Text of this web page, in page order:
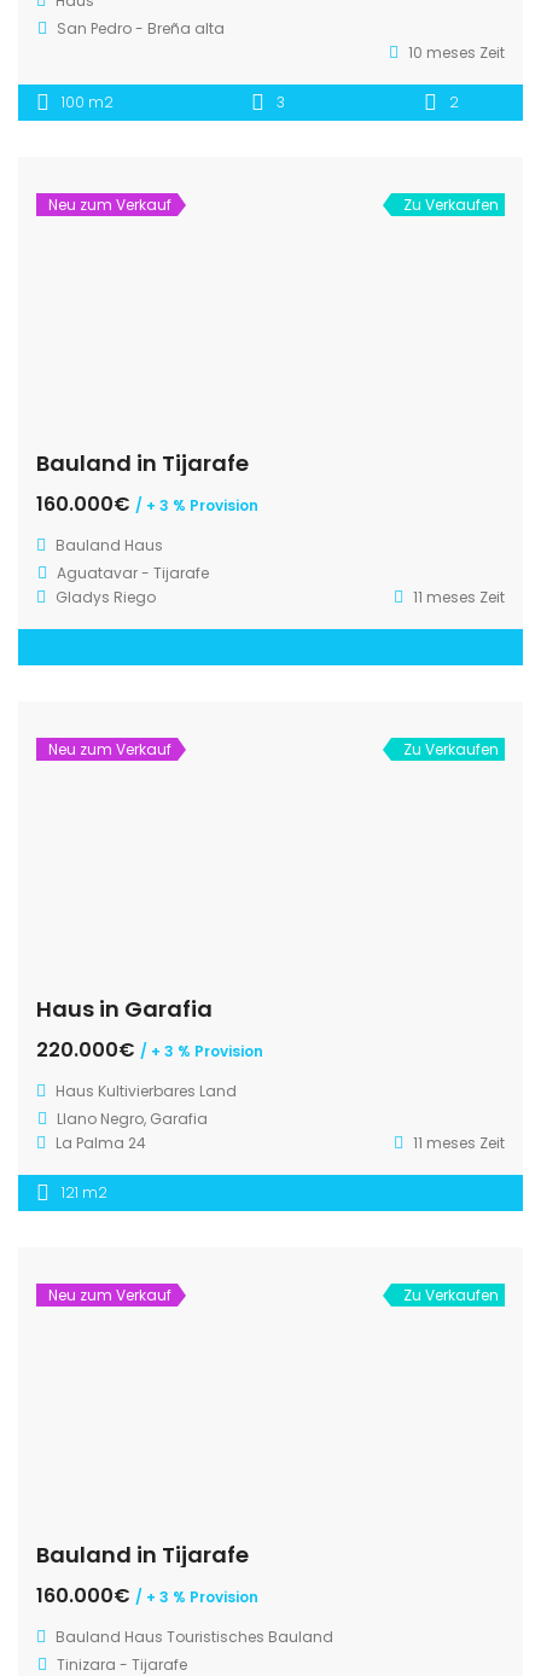
San Pedro - Breña alta
10 meses Zeit
100 m2 3 2
Neu zum Verkauf Zu Verkaufen
Bauland in Tijarafe
160.000€ / + 3 % Provision
Bauland Haus
Aguatavar - Tijarafe
Gladys Riego
11 meses Zeit
Neu zum Verkauf Zu Verkaufen
Haus in Garafia
220.000€ / + 3 % Provision
Haus Kultivierbares Land
Llano Negro, Garafia
La Palma 24
11 meses Zeit
121 m2
Neu zum Verkauf Zu Verkaufen
Bauland in Tijarafe
160.000€ / + 3 % Provision
Bauland Haus Touristisches Bauland
Tinizara - Tijarafe